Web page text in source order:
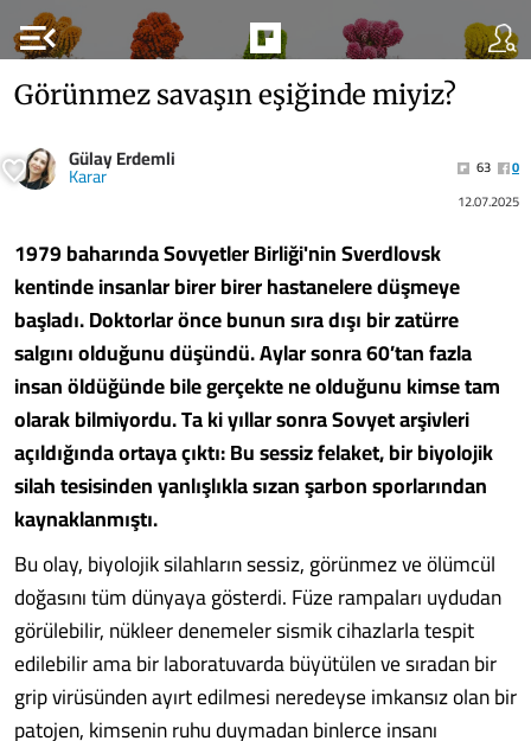
menu_open
Görünmez savaşın eşiğinde miyiz?
Gülay Erdemli
Karar 63
0
12.07.2025
1979 baharında Sovyetler Birliği'nin Sverdlovsk
kentinde insanlar birer birer hastanelere düşmeye
başladı. Doktorlar önce bunun sıra dışı bir zatürre
salgını olduğunu düşündü. Aylar sonra 60’tan fazla
insan öldüğünde bile gerçekte ne olduğunu kimse tam
olarak bilmiyordu. Ta ki yıllar sonra Sovyet arşivleri
açıldığında ortaya çıktı: Bu sessiz felaket, bir biyolojik
silah tesisinden yanlışlıkla sızan şarbon sporlarından
kaynaklanmıştı.
Bu olay, biyolojik silahların sessiz, görünmez ve ölümcül
doğasını tüm dünyaya gösterdi. Füze rampaları uydudan
görülebilir, nükleer denemeler sismik cihazlarla tespit
edilebilir ama bir laboratuvarda büyütülen ve sıradan bir
grip virüsünden ayırt edilmesi neredeyse imkansız olan bir
patojen, kimsenin ruhu duymadan binlerce insanı